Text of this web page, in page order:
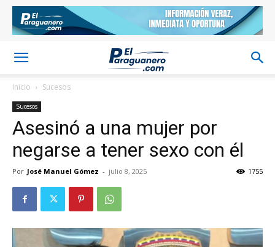
Inicio Sucesos
Sucesos
Asesinó a una mujer por
negarse a tener sexo con él
Por José Manuel Gómez - julio 8, 2025 1755